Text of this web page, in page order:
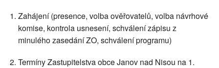
Zahájení (presence, volba ověřovatelů, volba návrhové
komise, kontrola usnesení, schválení zápisu z
minulého zasedání ZO, schválení programu)
Termíny Zastupitelstva obce Janov nad Nisou na 1.